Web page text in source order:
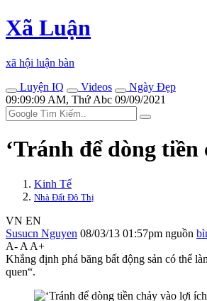
Xã Luận
xã hội luận bàn
Luyện IQ
Videos
Ngày Đẹp
09:09:09 AM, Thứ Abc 09/09/2021
‘Tránh để dòng
Kinh Tế
Nhà Đất Đô Thị
VN EN
Susucn Nguyen 08/03/13 01:57pm nguồn
A- A A+
Khẳng định phá băng bất động sản có thể
quen“.